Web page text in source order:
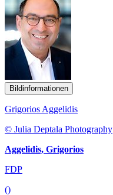
Bildinformationen
Grigorios Aggelidis
© Julia Deptala Photography
Aggelidis, Grigorios
FDP
()